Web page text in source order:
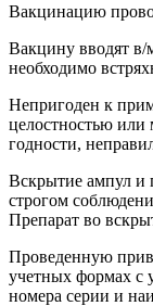
Вакцинацию
Вакцину вводят в/
необходимо
Непригоден к
целостностью или
годности,
Вскрытие ампул и
строгом
Препарат во
Проведенную
учетных формах с
номера серии и